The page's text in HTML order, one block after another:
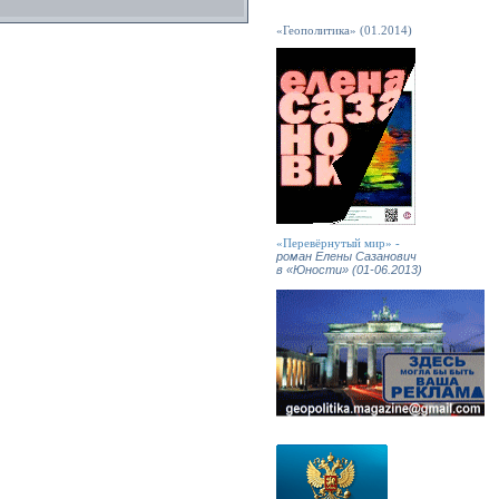
«Геополитика» (01.2014)
«Перевёрнутый мир» -
роман Елены Сазанович
в «Юности» (01-06.2013)